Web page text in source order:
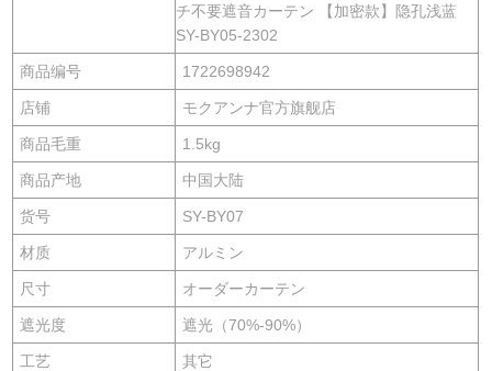
チ不要遮音カーテン 【加密款】隐孔浅蓝
SY-BY05-2302
商品编号 1722698942
店铺 モクアンナ官方旗舰店
商品毛重 1.5kg
商品产地 中国大陆
货号 SY-BY07
材质 アルミン
尺寸 オーダーカーテン
遮光度 遮光（70%-90%）
工艺 其它